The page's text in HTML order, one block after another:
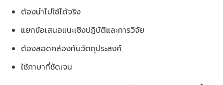
ต้องนำไปใช้ได้จริง
แยกข้อเสนอแนะเชิงปฏิบัติและการวิจัย
ต้องสอดคล้องกับวัตถุประสงค์
ใช้ภาษาที่ชัดเจน